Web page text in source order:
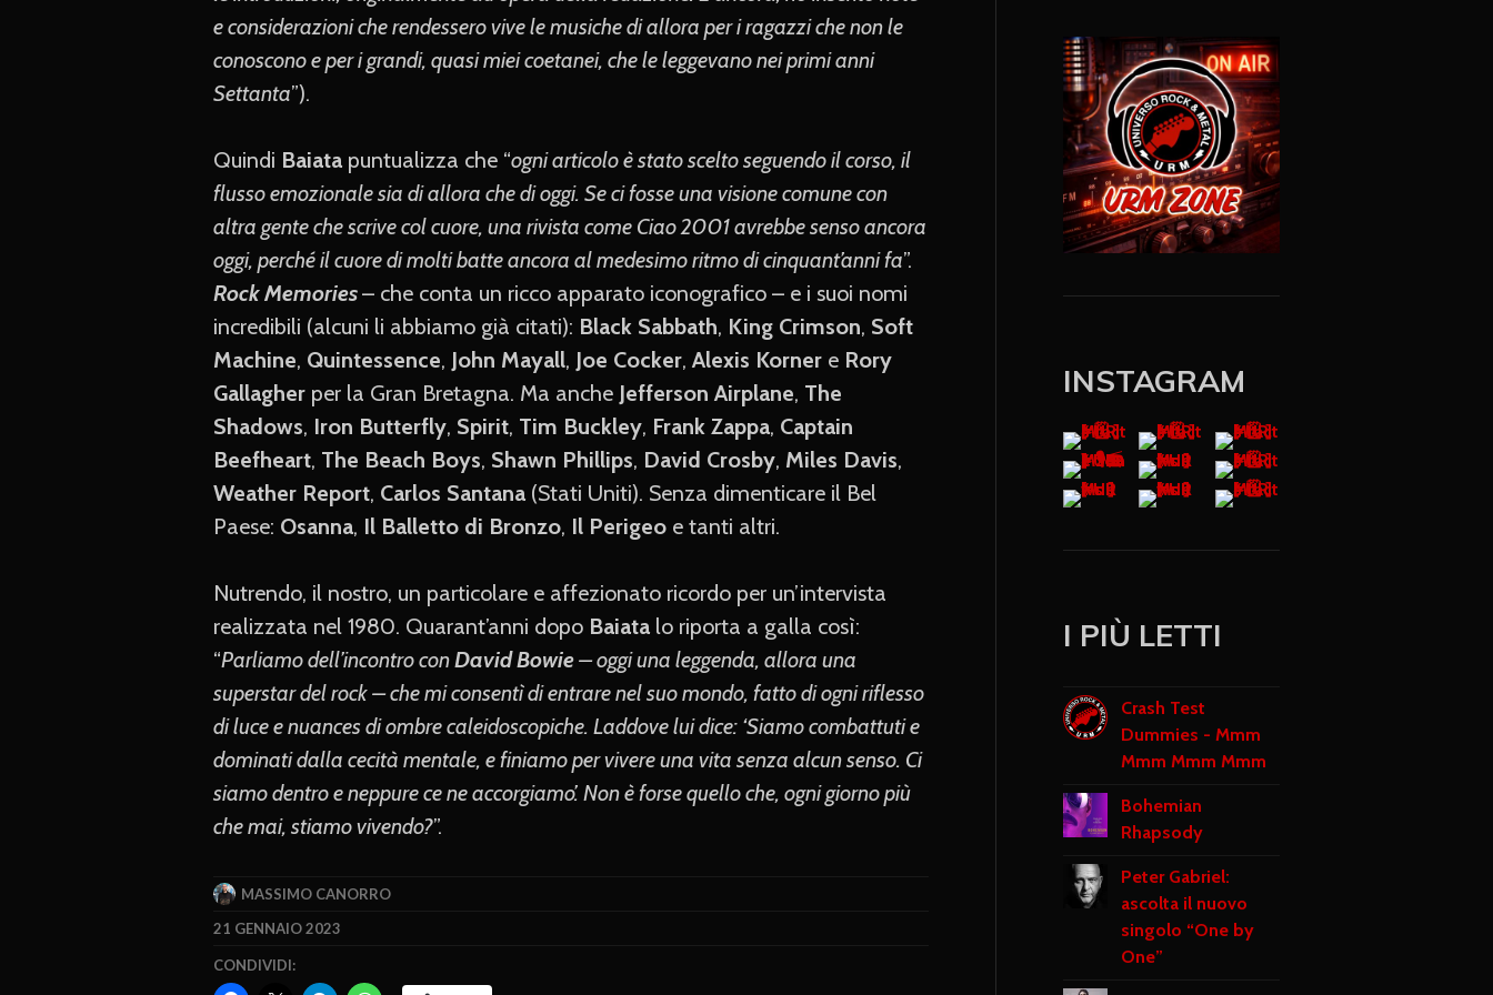
e considerazioni che rendessero vive le musiche di allora per i ragazzi che non le
conoscono e per i grandi, quasi miei coetanei, che le leggevano nei primi anni
Settanta”).
Quindi Baiata puntualizza che “ogni articolo è stato scelto seguendo il corso, il
flusso emozionale sia di allora che di oggi. Se ci fosse una visione comune con
altra gente che scrive col cuore, una rivista come Ciao 2001 avrebbe senso ancora
oggi, perché il cuore di molti batte ancora al medesimo ritmo di cinquant’anni fa”.
Rock Memories– che conta un ricco apparato iconografico – e i suoi nomi
incredibili (alcuni li abbiamo già citati): Black Sabbath, King Crimson, Soft
Machine, Quintessence, John Mayall, Joe Cocker, Alexis Korner e Rory
Gallagher per la Gran Bretagna. Ma anche Jefferson Airplane, The
Shadows, Iron Butterfly, Spirit, Tim Buckley, Frank Zappa, Captain
Beefheart, The Beach Boys, Shawn Phillips, David Crosby, Miles Davis,
Weather Report, Carlos Santana(Stati Uniti). Senza dimenticare il Bel
Paese: Osanna, Il Balletto di Bronzo, Il Perigeo e tanti altri.
Nutrendo, il nostro, un particolare e affezionato ricordo per un’intervista
realizzata nel 1980. Quarant’anni dopo Baiatalo riporta a galla così:
“Parliamo dell’incontro conDavid Bowie– oggi una leggenda, allora una
superstar del rock – che mi consentì di entrare nel suo mondo, fatto di ogni riflesso
di luce e nuances di ombre caleidoscopiche. Laddove lui dice: ‘Siamo combattuti e
dominati dalla cecità mentale, e finiamo per vivere una vita senza alcun senso. Ci
siamo dentro e neppure ce ne accorgiamo’. Non è forse quello che, ogni giorno più
che mai, stiamo vivendo?”.
MASSIMO CANORRO
21 GENNAIO 2023
CONDIVIDI:
INSTAGRAM
I PIÙ LETTI
Crash Test
Dummies - Mmm
Mmm Mmm Mmm
Bohemian
Rhapsody
Peter Gabriel:
ascolta il nuovo
singolo “One by
One”